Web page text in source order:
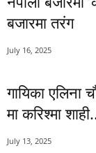
बजारमा तरंग
July 16, 2025
गायिका एलिना
मा करिश्मा
July 13, 2025